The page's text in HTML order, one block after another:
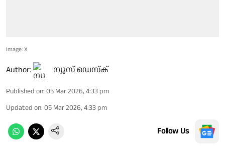
Image: X
Author: ന്യൂസ് ഡെസ്ക്
Published on: 05 Mar 2026, 4:33 pm
Updated on: 05 Mar 2026, 4:33 pm
Follow Us